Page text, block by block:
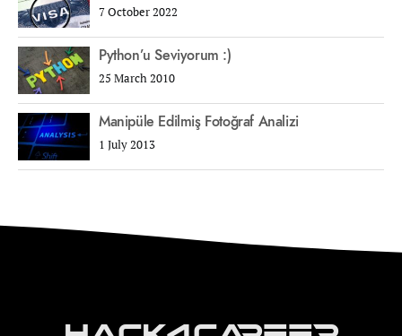
7 October 2022
Python’u Seviyorum :)
25 March 2010
Manipüle Edilmiş Fotoğraf Analizi
1 July 2013